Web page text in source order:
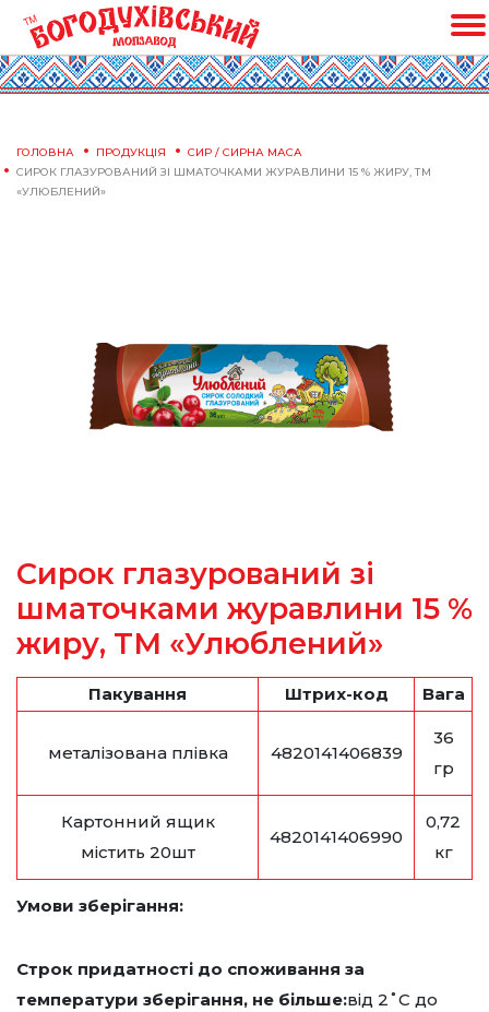
ГОЛОВНА ПРОДУКЦІЯ
СИР / СИРНА МАСА
СИРОК ГЛАЗУРОВАНИЙ ЗІ ШМАТОЧКАМИ ЖУРАВЛИНИ 15 % ЖИРУ, ТМ
«УЛЮБЛЕНИЙ»
Сирок глазурований зі
шматочками журавлини 15 %
жиру, ТМ «Улюблений»
Пакування Штрих-код Вага
металізована плівка 4820141406839
36
гр
Картонний ящик
містить 20шт
4820141406990
0,72
кг
Умови зберігання:
Строк придатності до споживання за
температури зберігання, не більше:від 2˚С до